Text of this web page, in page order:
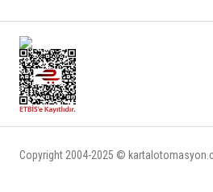
Copyright 2004-2025 ©